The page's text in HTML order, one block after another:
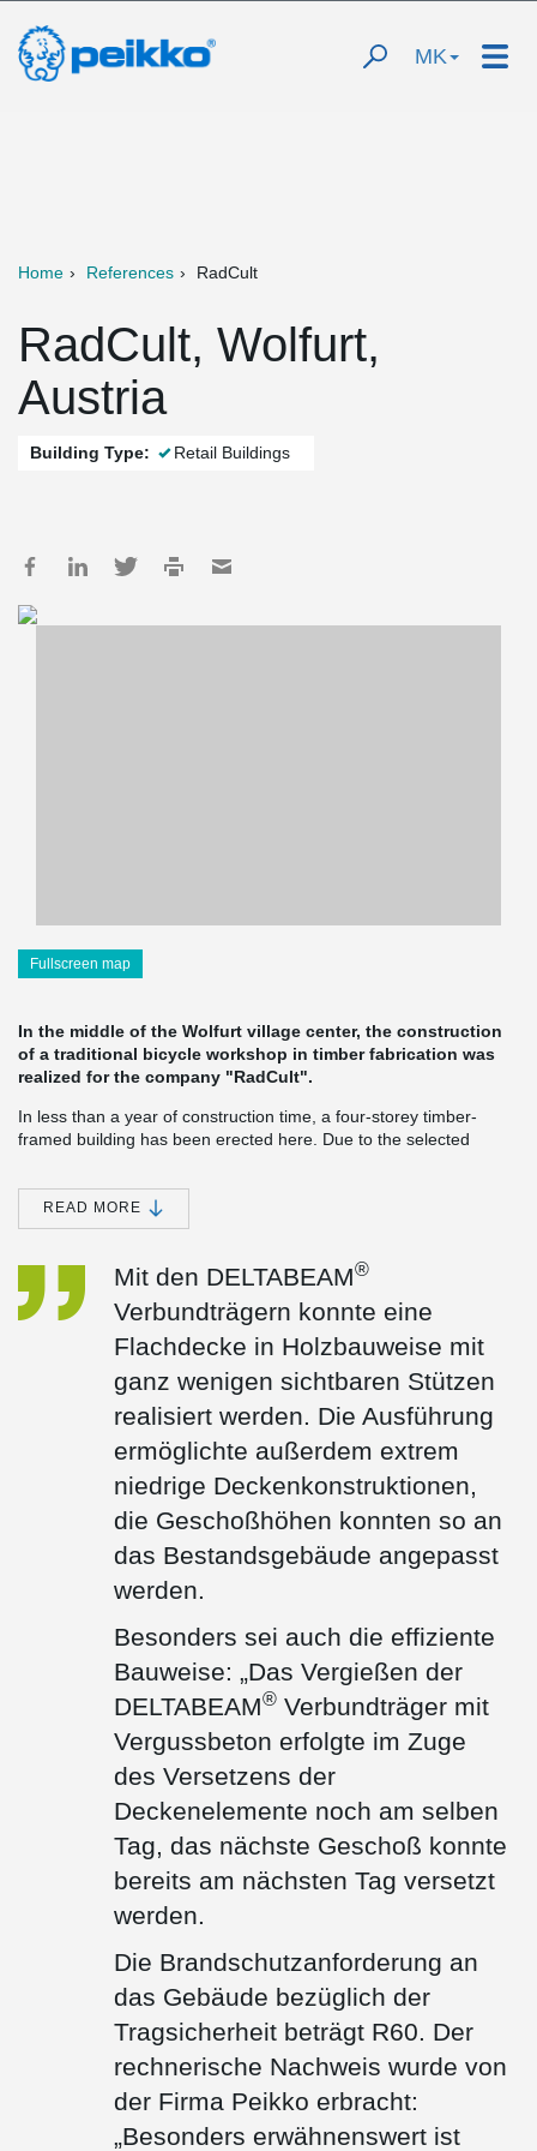
MK
Home References RadCult
RadCult, Wolfurt,
Austria
Building Type: Retail Buildings
Fullscreen map
In the middle of the Wolfurt village center, the construction
of a traditional bicycle workshop in timber fabrication was
realized for the company "RadCult".
In less than a year of construction time, a four-storey timber-
framed building has been erected here. Due to the selected
and first floor could already be put into operation sooner in order
to be able to renovate the old commercial space as well.
possible to optimally respond to the special fire protection
requirements during construction.
READ MORE
Mit den DELTABEAM®
Verbundträgern konnte eine
Flachdecke in Holzbauweise mit
ganz wenigen sichtbaren Stützen
realisiert werden. Die Ausführung
ermöglichte außerdem extrem
niedrige Deckenkonstruktionen,
die Geschoßhöhen konnten so an
das Bestandsgebäude angepasst
werden.
Besonders sei auch die effiziente
Bauweise: „Das Vergießen der
DELTABEAM® Verbundträger mit
Vergussbeton erfolgte im Zuge
des Versetzens der
Deckenelemente noch am selben
Tag, das nächste Geschoß konnte
bereits am nächsten Tag versetzt
werden.
Die Brandschutzanforderung an
das Gebäude bezüglich der
Tragsicherheit beträgt R60. Der
rechnerische Nachweis wurde von
der Firma Peikko erbracht:
„Besonders erwähnenswert ist